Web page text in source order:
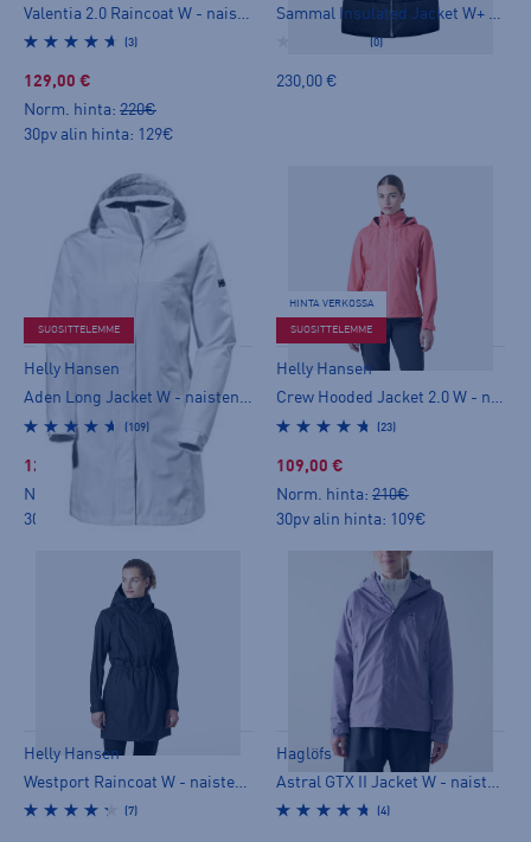
(3)
129,00 €
Norm. hinta: 220€
30pv alin hinta: 129€
(0)
230,00 €
SUOSITTELEMME
Helly Hansen
Aden Long Jacket W - naisten ulkoilutakki
(109)
129,00 €
Norm. hinta:
30pv alin hinta: 129€
HINTA VERKOSSA
SUOSITTELEMME
Helly Hansen
Crew Hooded Jacket 2.0 W - naisten ulkoilutakki
(23)
109,00 €
Norm. hinta: 210€
30pv alin hinta: 109€
Helly Hansen
Westport Raincoat W - naisten ulkoilutakki
(7)
Haglöfs
Astral GTX II Jacket W - naisten ulkoilutakki
(4)